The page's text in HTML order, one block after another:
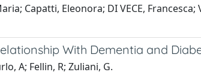
Capatti, Eleonora; DI VECE,
With Dementia and
A; Fellin, R; Zuliani, G.